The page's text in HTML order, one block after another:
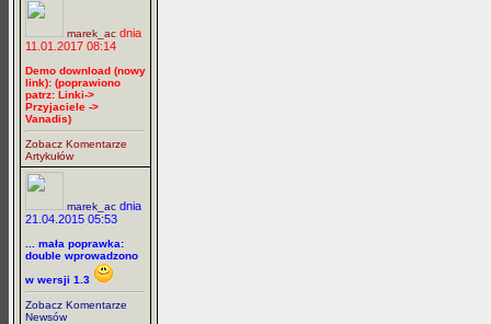
marek_ac dnia
11.01.2017 08:14
Demo download (nowy
link): (poprawiono
patrz: Linki->
Przyjaciele ->
Vanadis)
Zobacz Komentarze
Artykułów
marek_ac dnia
21.04.2015 05:53
... mała poprawka:
double wprowadzono
w wersji 1.3
Zobacz Komentarze
Newsów